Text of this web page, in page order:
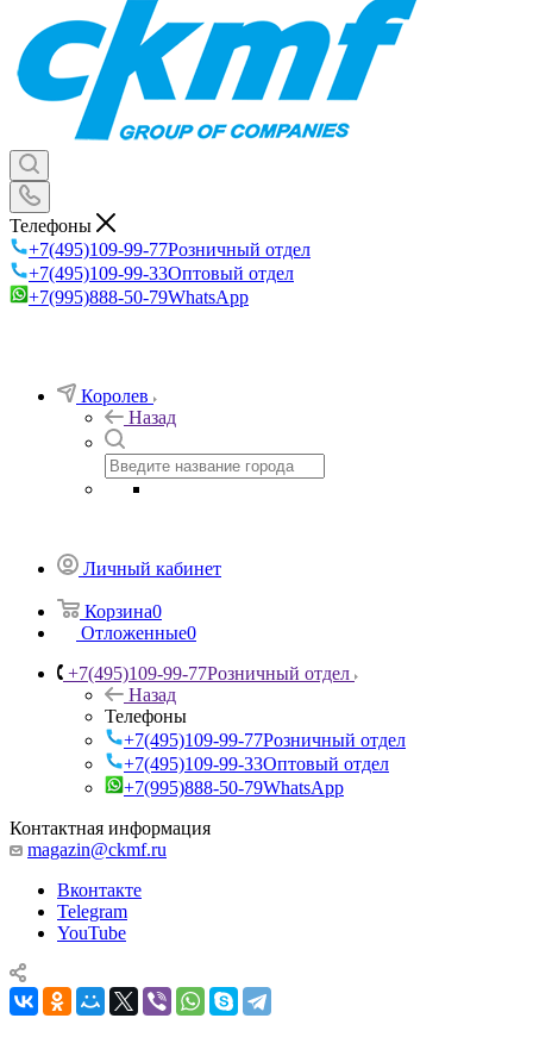
Телефоны
+7(495)109-99-77Розничный отдел
+7(495)109-99-33Оптовый отдел
+7(995)888-50-79WhatsApp
Королев
Назад
Личный кабинет
Корзина0
Отложенные0
+7(495)109-99-77Розничный отдел
Назад
Телефоны
+7(495)109-99-77Розничный отдел
+7(495)109-99-33Оптовый отдел
+7(995)888-50-79WhatsApp
Контактная информация
magazin@ckmf.ru
Вконтакте
Telegram
YouTube